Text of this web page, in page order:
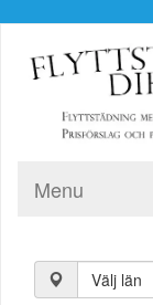
Menu
Välj län